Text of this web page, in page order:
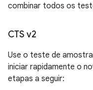
combinar todos os
CTS v2
Use o teste de amostra
iniciar rapidamente o
etapas a seguir: